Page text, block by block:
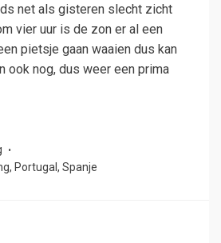
net als gisteren slecht zicht
vier uur is de zon er al een
pietsje gaan waaien dus kan
ook nog, dus weer een prima
, Portugal, Spanje